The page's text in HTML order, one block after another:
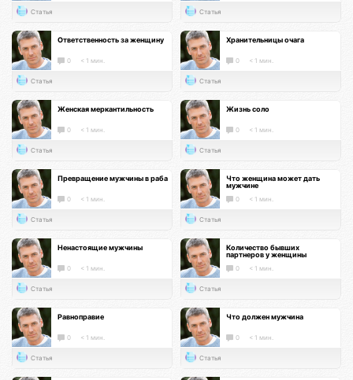
Статья Статья
Ответственность за женщину
0 < 1 мин.
Статья
Хранительницы очага
0 < 1 мин.
Статья
Женская меркантильность
0 < 1 мин.
Статья
Жизнь соло
0 < 1 мин.
Статья
Превращение мужчины в раба
0 < 1 мин.
Статья
Что женщина может дать
мужчине
0 < 1 мин.
Статья
Ненастоящие мужчины
0 < 1 мин.
Статья
Количество бывших
партнеров у женщины
0 < 1 мин.
Статья
Равноправие
0 < 1 мин.
Статья
Что должен мужчина
0 < 1 мин.
Статья